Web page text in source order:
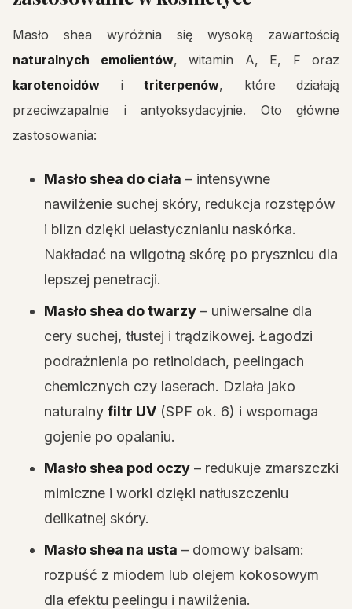
Masło shea wyróżnia się wysoką zawartością
naturalnych emolientów, witamin A, E, F oraz
karotenoidów i triterpenów, które działają
przeciwzapalnie i antyoksydacyjnie. Oto główne
zastosowania:
Masło shea do ciała – intensywne
nawilżenie suchej skóry, redukcja rozstępów
i blizn dzięki uelastycznianiu naskórka.
Nakładać na wilgotną skórę po prysznicu dla
lepszej penetracji.
Masło shea do twarzy – uniwersalne dla
cery suchej, tłustej i trądzikowej. Łagodzi
podrażnienia po retinoidach, peelingach
chemicznych czy laserach. Działa jako
naturalny filtr UV (SPF ok. 6) i wspomaga
gojenie po opalaniu.
Masło shea pod oczy – redukuje zmarszczki
mimiczne i worki dzięki natłuszczeniu
delikatnej skóry.
Masło shea na usta – domowy balsam:
rozpuść z miodem lub olejem kokosowym
dla efektu peelingu i nawilżenia.